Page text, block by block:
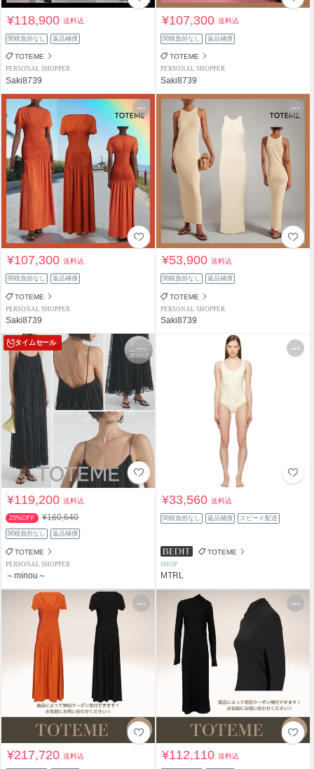
¥118,900送料込
関税負担なし 返品補償
TOTEME
PERSONAL SHOPPER
Saki8739
¥107,300送料込
関税負担なし 返品補償
TOTEME
PERSONAL SHOPPER
Saki8739
¥107,300送料込
関税負担なし 返品補償
TOTEME
PERSONAL SHOPPER
Saki8739
¥53,900送料込
関税負担なし 返品補償
TOTEME
PERSONAL SHOPPER
Saki8739
タイムセール
¥119,200送料込
25%OFF ¥160,640
関税負担なし 返品補償
TOTEME
PERSONAL SHOPPER
～minou～
¥33,560送料込
関税負担なし 返品補償 スピード配送
TOTEME
SHOP
MTRL
¥217,720送料込 ¥112,110送料込